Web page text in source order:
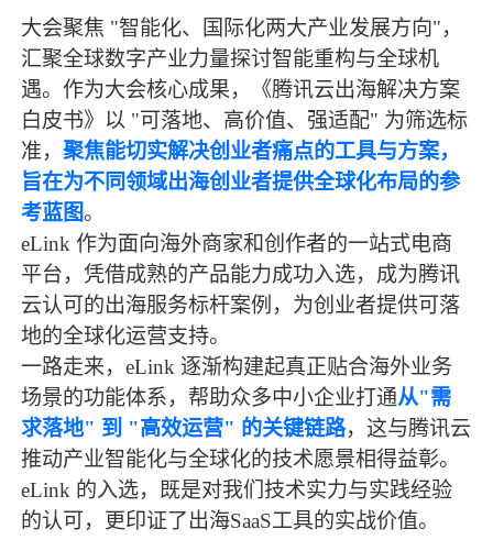
大会聚焦 "智能化、国际化两大产业发展方向"，
汇聚全球数字产业力量探讨智能重构与全球机
遇。作为大会核心成果，《腾讯云出海解决方案
白皮书》以 "可落地、高价值、强适配" 为筛选标
准，聚焦能切实解决创业者痛点的工具与方案，
旨在为不同领域出海创业者提供全球化布局的参
考蓝图。
eLink 作为面向海外商家和创作者的一站式电商
平台，凭借成熟的产品能力成功入选，成为腾讯
云认可的出海服务标杆案例，为创业者提供可落
地的全球化运营支持。
一路走来，eLink 逐渐构建起真正贴合海外业务
场景的功能体系，帮助众多中小企业打通从"需
求落地" 到 "高效运营" 的关键链路，这与腾讯云
推动产业智能化与全球化的技术愿景相得益彰。
eLink 的入选，既是对我们技术实力与实践经验
的认可，更印证了出海SaaS工具的实战价值。